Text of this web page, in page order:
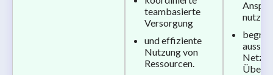
teambasierte
Versorgung
und effiziente
Nutzung von
Ressourcen.
nutzen